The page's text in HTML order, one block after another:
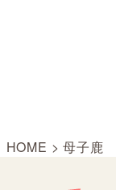
HOME >母子鹿